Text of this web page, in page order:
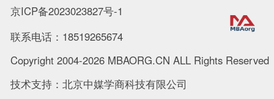
京ICP备2023023827号-1
联系电话：18519265674
Copyright 2004-2026 MBAORG.CN ALL Rights Reserved
技术支持：北京中媒学商科技有限公司